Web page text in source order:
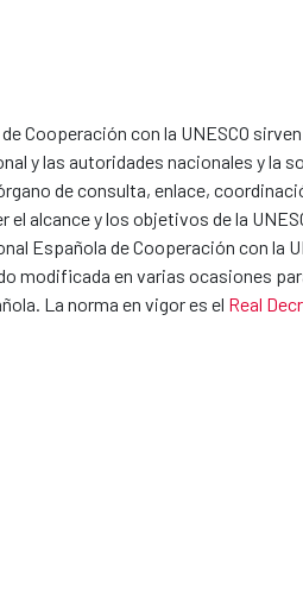
Cooperación con la UNESCO
y las autoridades nacionales y la
de consulta, enlace,
alcance y los objetivos de la
Española de Cooperación con la
modificada en varias ocasiones
La norma en vigor es el Real